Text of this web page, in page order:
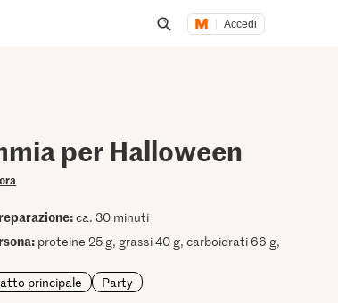
Accedi
per Halloween
ca. 30 minuti
proteine 25 g, grassi 40 g, carboidrati 66 g,
principale Party